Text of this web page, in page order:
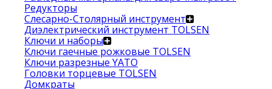
Редукторы
Слесарно-Столярный инструмент
Диэлектрический инструмент TOLSEN
Ключи и наборы
Ключи гаечные рожковые TOLSEN
Ключи разрезные YATO
Головки торцевые TOLSEN
Домкраты